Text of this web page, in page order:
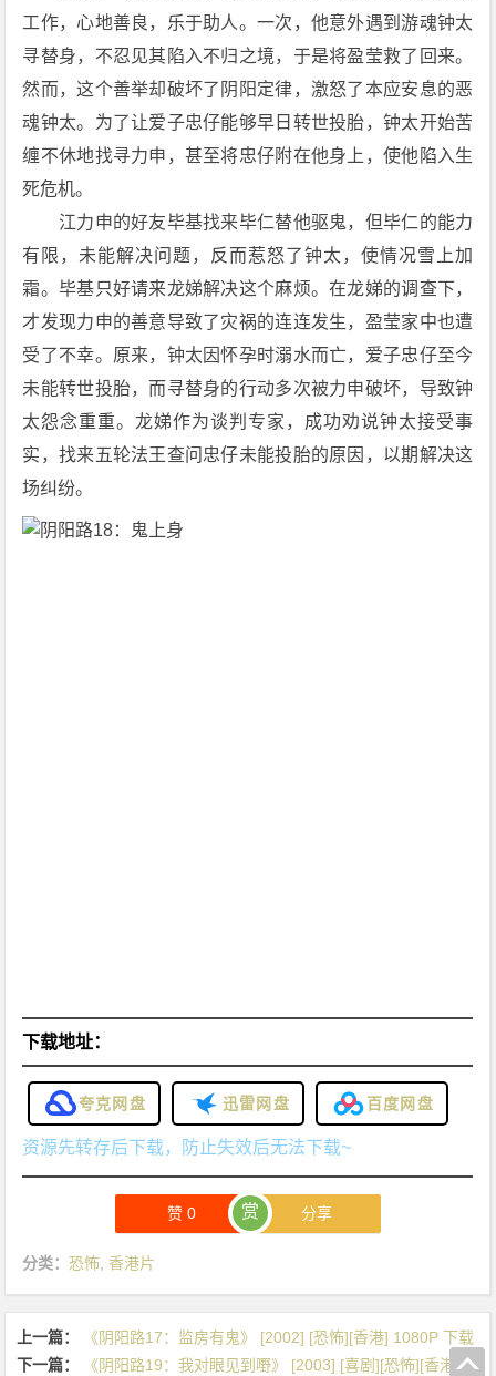
1
0
8
0
P
工作，心地善良，乐于助人。一次，他意外遇到游魂钟太
寻替身，不忍见其陷入不归之境，于是将盈莹救了回来。
然而，这个善举却破坏了阴阳定律，激怒了本应安息的恶
魂钟太。为了让爱子忠仔能够早日转世投胎，钟太开始苦
缠不休地找寻力申，甚至将忠仔附在他身上，使他陷入生
死危机。
江力申的好友毕基找来毕仁替他驱鬼，但毕仁的能力
有限，未能解决问题，反而惹怒了钟太，使情况雪上加
霜。毕基只好请来龙娣解决这个麻烦。在龙娣的调查下，
才发现力申的善意导致了灾祸的连连发生，盈莹家中也遭
受了不幸。原来，钟太因怀孕时溺水而亡，爱子忠仔至今
未能转世投胎，而寻替身的行动多次被力申破坏，导致钟
太怨念重重。龙娣作为谈判专家，成功劝说钟太接受事
实，找来五轮法王查问忠仔未能投胎的原因，以期解决这
场纠纷。
下载地址：
夸克网盘 迅雷网盘 百度网盘
资源先转存后下载，防止失效后无法下载~
赞0 赏 分享
分类： 恐怖 ,香港片
上一篇：
《阴阳路17：监房有鬼》 [2002] [恐怖][香港] 1080P 下载
下一篇：
《阴阳路19：我对眼见到嘢》 [2003] [喜剧][恐怖][香港] 1